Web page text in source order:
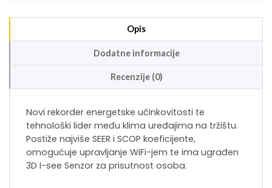
Opis
Dodatne informacije
Recenzije (0)
Novi rekorder energetske učinkovitosti te
tehnološki lider među klima uređajima na tržištu.
Postiže najviše SEER i SCOP koeficijente,
omogućuje upravljanje WiFi-jem te ima ugrađen
3D I-see Senzor za prisutnost osoba.